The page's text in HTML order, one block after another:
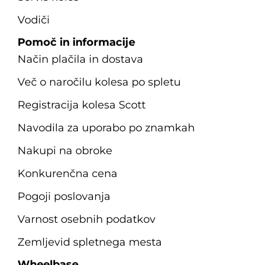
Vodiči
Pomoč in informacije
Način plačila in dostava
Več o naročilu kolesa po spletu
Registracija kolesa Scott
Navodila za uporabo po znamkah
Nakupi na obroke
Konkurenčna cena
Pogoji poslovanja
Varnost osebnih podatkov
Zemljevid spletnega mesta